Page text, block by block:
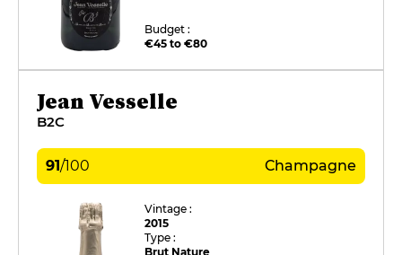
Budget :
€45 to €80
Jean Vesselle
B2C
91/100 Champagne
Vintage :
2015
Type :
Brut Nature